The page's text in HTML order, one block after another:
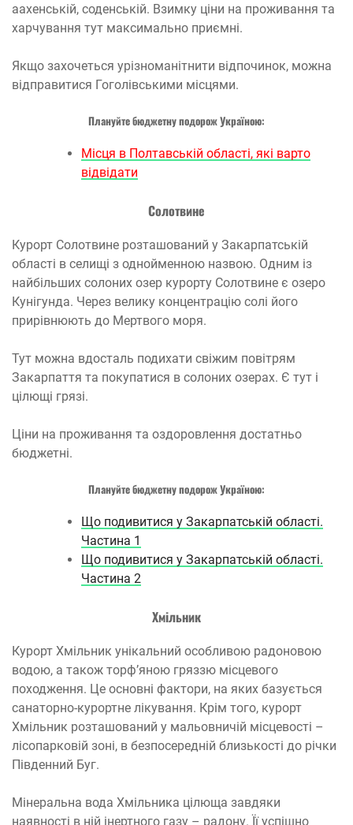
аахенській, соденській. Взимку ціни на проживання та
харчування тут максимально приємні.
Якщо захочеться урізноманітнити відпочинок, можна
відправитися Гоголівськими місцями.
Плануйте бюджетну подорож Україною:
Місця в Полтавській області, які варто
відвідати
Солотвине
Курорт Солотвине розташований у Закарпатській
області в селищі з однойменною назвою. Одним із
найбільших солоних озер курорту Солотвине є озеро
Кунігунда. Через велику концентрацію солі його
прирівнюють до Мертвого моря.
Тут можна вдосталь подихати свіжим повітрям
Закарпаття та покупатися в солоних озерах. Є тут і
цілющі грязі.
Ціни на проживання та оздоровлення достатньо
бюджетні.
Плануйте бюджетну подорож Україною:
Що подивитися у Закарпатській області.
Частина 1
Що подивитися у Закарпатській області.
Частина 2
Хмільник
Курорт Хмільник унікальний особливою радоновою
водою, а також торф’яною гряззю місцевого
походження. Це основні фактори, на яких базується
санаторно-курортне лікування. Крім того, курорт
Хмільник розташований у мальовничій місцевості –
лісопарковій зоні, в безпосередній близькості до річки
Південний Буг.
Мінеральна вода Хмільника цілюща завдяки
наявності в ній інертного газу – радону. Її успішно